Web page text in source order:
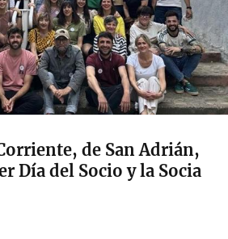
de San Adrián,
Día del Socio y la Socia